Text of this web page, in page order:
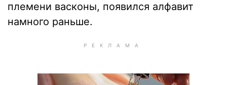
племени васконы, появился алфавит
намного раньше.